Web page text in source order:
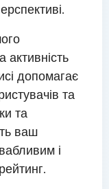
активність
допомагає
та
та
ваш
і